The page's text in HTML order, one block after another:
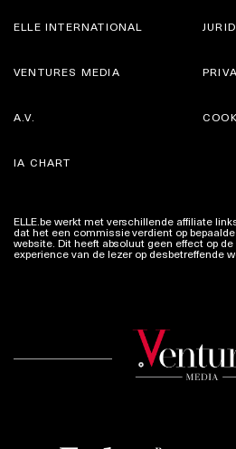
ELLE INTERNATIONAL
VENTURES MEDIA
A.V.
IA CHART
ELLE.be werkt met verschillende affiliate
dat het een commissie verdient op
website. Dit heeft absoluut geen effect op
experience van de lezer op desbetreffende